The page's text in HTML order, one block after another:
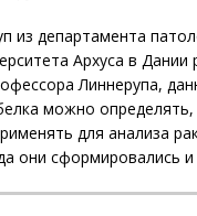
из департамента
Архуса в
Линнерупа,
можно
для анализа
они сформировались